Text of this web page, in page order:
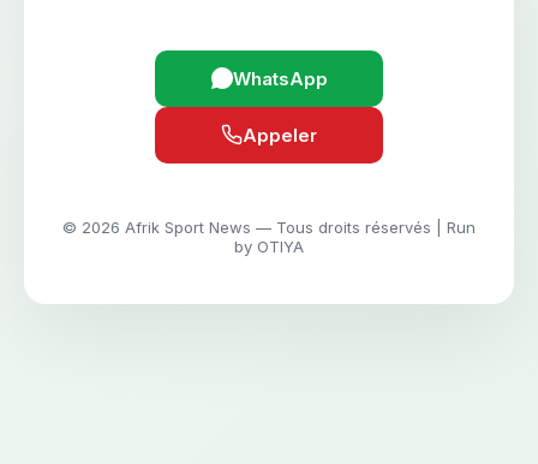
WhatsApp
Appeler
© 2026 Afrik Sport News — Tous droits réservés | Run
by OTIYA